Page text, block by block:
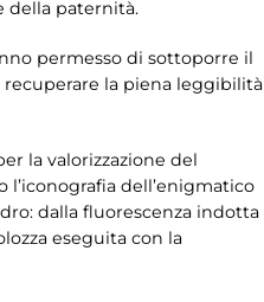
della paternità.
permesso di sottoporre il
la piena leggibilità
la valorizzazione del
dell’enigmatico
dalla fluorescenza indotta
eseguita con la